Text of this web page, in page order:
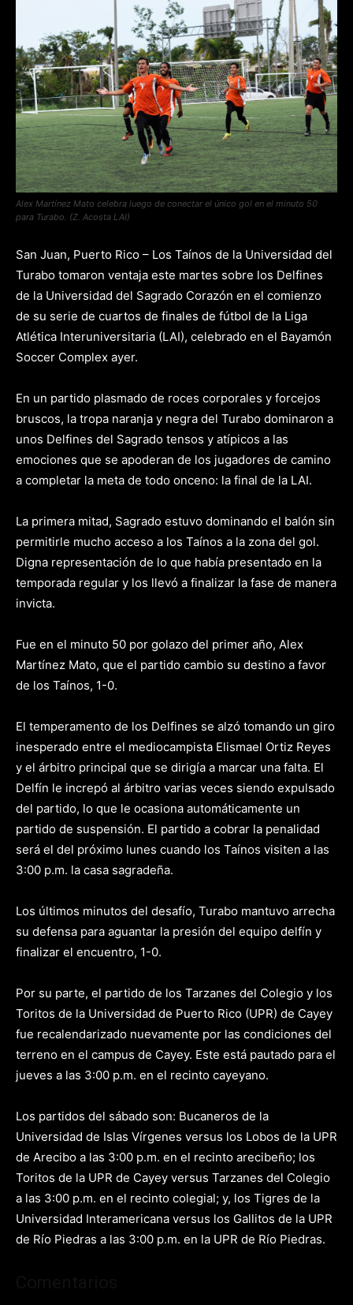
Alex Martínez Mato celebra luego de conectar el único gol en el minuto 50
para Turabo. (Z. Acosta LAI)
San Juan, Puerto Rico – Los Taínos de la Universidad del
Turabo tomaron ventaja este martes sobre los Delfines
de la Universidad del Sagrado Corazón en el comienzo
de su serie de cuartos de finales de fútbol de la Liga
Atlética Interuniversitaria (LAI), celebrado en el Bayamón
Soccer Complex ayer.
En un partido plasmado de roces corporales y forcejos
bruscos, la tropa naranja y negra del Turabo dominaron a
unos Delfines del Sagrado tensos y atípicos a las
emociones que se apoderan de los jugadores de camino
a completar la meta de todo onceno: la final de la LAI.
La primera mitad, Sagrado estuvo dominando el balón sin
permitirle mucho acceso a los Taínos a la zona del gol.
Digna representación de lo que había presentado en la
temporada regular y los llevó a finalizar la fase de manera
invicta.
Fue en el minuto 50 por golazo del primer año, Alex
Martínez Mato, que el partido cambio su destino a favor
de los Taínos, 1-0.
El temperamento de los Delfines se alzó tomando un giro
inesperado entre el mediocampista Elismael Ortiz Reyes
y el árbitro principal que se dirigía a marcar una falta. El
Delfín le increpó al árbitro varias veces siendo expulsado
del partido, lo que le ocasiona automáticamente un
partido de suspensión. El partido a cobrar la penalidad
será el del próximo lunes cuando los Taínos visiten a las
3:00 p.m. la casa sagradeña.
Los últimos minutos del desafío, Turabo mantuvo arrecha
su defensa para aguantar la presión del equipo delfín y
finalizar el encuentro, 1-0.
Por su parte, el partido de los Tarzanes del Colegio y los
Toritos de la Universidad de Puerto Rico (UPR) de Cayey
fue recalendarizado nuevamente por las condiciones del
terreno en el campus de Cayey. Este está pautado para el
jueves a las 3:00 p.m. en el recinto cayeyano.
Los partidos del sábado son: Bucaneros de la
Universidad de Islas Vírgenes versus los Lobos de la UPR
de Arecibo a las 3:00 p.m. en el recinto arecibeño; los
Toritos de la UPR de Cayey versus Tarzanes del Colegio
a las 3:00 p.m. en el recinto colegial; y, los Tigres de la
Universidad Interamericana versus los Gallitos de la UPR
de Río Piedras a las 3:00 p.m. en la UPR de Río Piedras.